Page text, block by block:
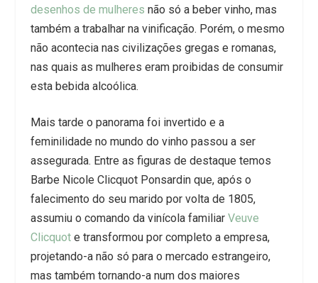
desenhos de mulheres não só a beber vinho, mas
também a trabalhar na vinificação. Porém, o mesmo
não acontecia nas civilizações gregas e romanas,
nas quais as mulheres eram proibidas de consumir
esta bebida alcoólica.
Mais tarde o panorama foi invertido e a
feminilidade no mundo do vinho passou a ser
assegurada. Entre as figuras de destaque temos
Barbe Nicole Clicquot Ponsardin que, após o
falecimento do seu marido por volta de 1805,
assumiu o comando da vinícola familiar Veuve
Clicquote transformou por completo a empresa,
projetando-a não só para o mercado estrangeiro,
mas também tornando-a num dos maiores